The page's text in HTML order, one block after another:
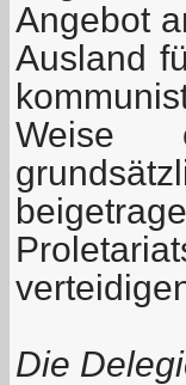
Angebot
Ausland
Weise
Die